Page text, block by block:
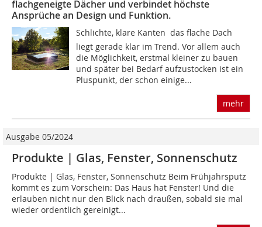
flachgeneigte Dächer und verbindet höchste
Ansprüche an Design und Funktion.
Schlichte, klare Kanten  das flache Dach
liegt gerade klar im Trend. Vor allem auch
die Möglichkeit, erstmal kleiner zu bauen
und später bei Bedarf aufzustocken ist ein
Pluspunkt, der schon einige...
mehr
Ausgabe 05/2024
Produkte | Glas, Fenster, Sonnenschutz
Produkte | Glas, Fenster, Sonnenschutz Beim Frühjahrsputz
kommt es zum Vorschein: Das Haus hat Fenster! Und die
erlauben nicht nur den Blick nach draußen, sobald sie mal
wieder ordentlich gereinigt...